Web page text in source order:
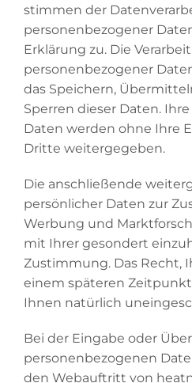
stimmen der
personenbezogener
Erklärung zu. Die
personenbezogener
das Speichern,
Sperren dieser Daten.
Daten werden ohne Ihre
Dritte weitergegeben.
Die anschließende
persönlicher Daten zur
Werbung und
mit Ihrer gesondert
Zustimmung. Das Recht,
einem späteren
Ihnen natürlich
Bei der Eingabe oder
personenbezogenen
den Webauftritt von